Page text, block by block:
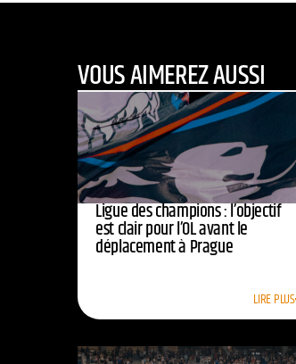
VOUS AIMEREZ AUSSI
Ligue des champions : l’objectif
est clair pour l’OL avant le
déplacement à Prague
LIRE PLUS